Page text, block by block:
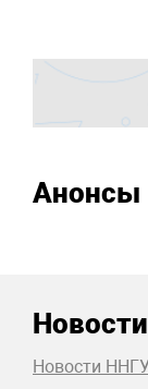
Анонсы
Новости
Новости